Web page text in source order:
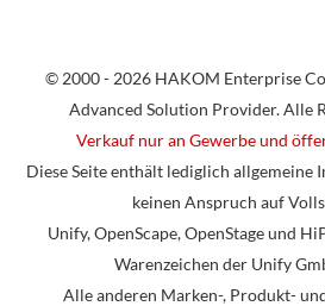
© 2000 - 2026 HAKOM Enterprise
Advanced Solution Provider. Alle
Verkauf nur an Gewerbe und
Diese Seite enthält lediglich allgemeine
keinen Anspruch auf
Unify, OpenScape, OpenStage und
Warenzeichen der Unify
Alle anderen Marken-, Produkt-